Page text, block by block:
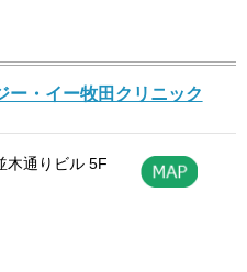
ー・イー牧田クリニック
木通りビル 5F